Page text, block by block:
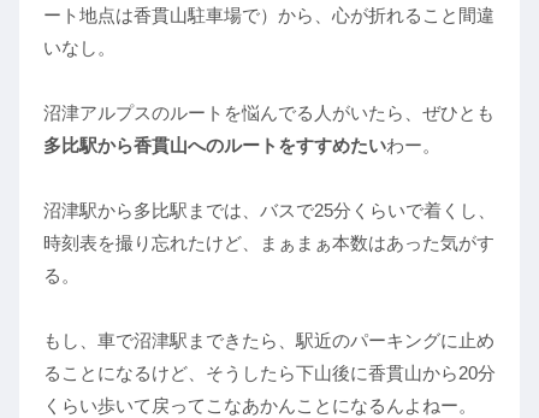
ート地点は香貫山駐車場で）から、心が折れること間違
いなし。
沼津アルプスのルートを悩んでる人がいたら、ぜひとも
多比駅から香貫山へのルートをすすめたいわー。
沼津駅から多比駅までは、バスで25分くらいで着くし、
時刻表を撮り忘れたけど、まぁまぁ本数はあった気がす
る。
もし、車で沼津駅まできたら、駅近のパーキングに止め
ることになるけど、そうしたら下山後に香貫山から20分
くらい歩いて戻ってこなあかんことになるんよねー。